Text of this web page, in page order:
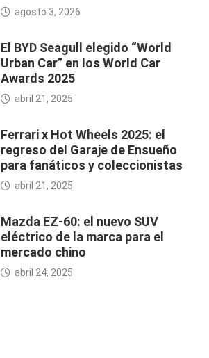
agosto 3, 2026
El BYD Seagull elegido “World
Urban Car” en los World Car
Awards 2025
abril 21, 2025
Ferrari x Hot Wheels 2025: el
regreso del Garaje de Ensueño
para fanáticos y coleccionistas
abril 21, 2025
Mazda EZ-60: el nuevo SUV
eléctrico de la marca para el
mercado chino
abril 24, 2025